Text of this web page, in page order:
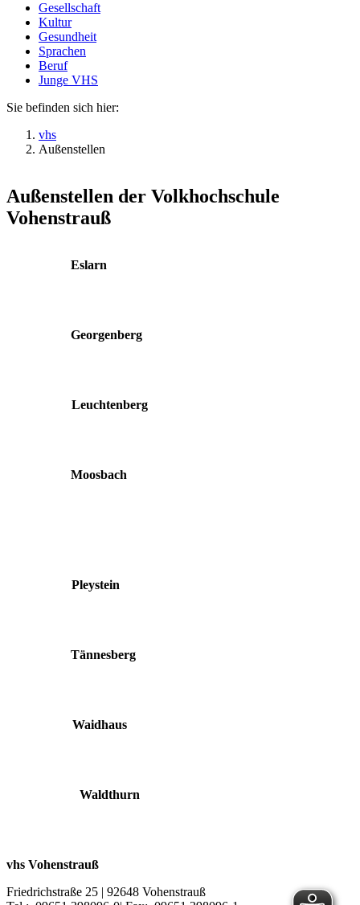
Gesellschaft
Kultur
Gesundheit
Sprachen
Beruf
Junge VHS
Sie befinden sich hier:
vhs
Außenstellen
Außenstellen der Volkhochschule
Vohenstrauß
Eslarn
Georgenberg
Leuchtenberg
Moosbach
Pleystein
Tännesberg
Waidhaus
Waldthurn
vhs Vohenstrauß
Friedrichstraße 25 | 92648 Vohenstrauß